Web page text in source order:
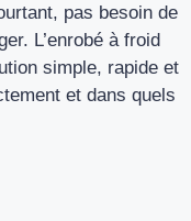
pas besoin de
L’enrobé à froid
simple, rapide et
et dans quels